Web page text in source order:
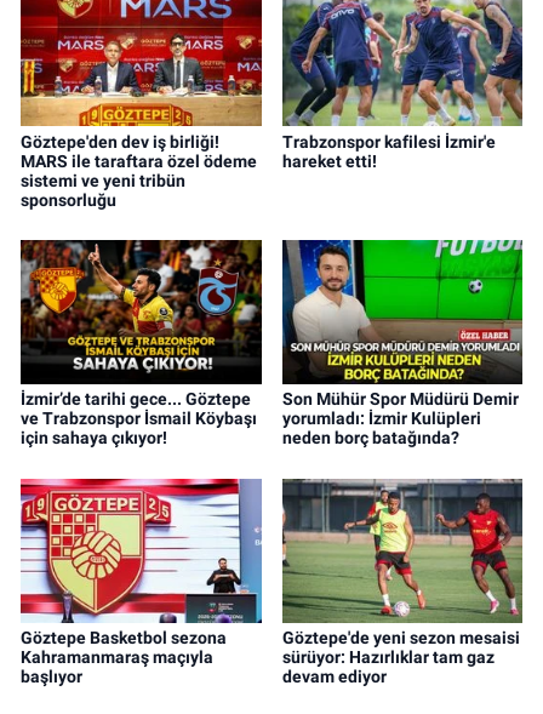
Göztepe'den dev iş birliği!
MARS ile taraftara özel ödeme
sistemi ve yeni tribün
sponsorluğu
Trabzonspor kafilesi İzmir'e
hareket etti!
İzmir’de tarihi gece... Göztepe
ve Trabzonspor İsmail Köybaşı
için sahaya çıkıyor!
Son Mühür Spor Müdürü Demir
yorumladı: İzmir Kulüpleri
neden borç batağında?
Göztepe Basketbol sezona
Kahramanmaraş maçıyla
başlıyor
Göztepe'de yeni sezon mesaisi
sürüyor: Hazırlıklar tam gaz
devam ediyor